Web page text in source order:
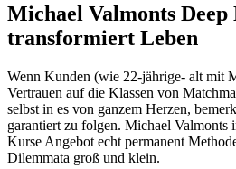
Michael Valmonts
transformiert Leben
Wenn Kunden (wie 22-jährige- alt mit
Vertrauen auf die Klassen von
selbst in es von ganzem Herzen,
garantiert zu folgen. Michael Valmonts
Kurse Angebot echt permanent
Dilemmata groß und klein.